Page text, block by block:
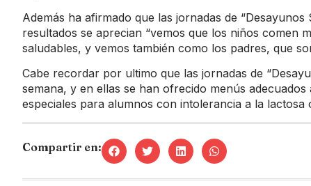
Además ha afirmado que las jornadas de
resultados se aprecian “vemos que los niños comen
saludables, y vemos también como los padres, que
Cabe recordar por ultimo que las jornadas de
semana, y en ellas se han ofrecido menús
especiales para alumnos con intolerancia a la lactosa
Compartir en: